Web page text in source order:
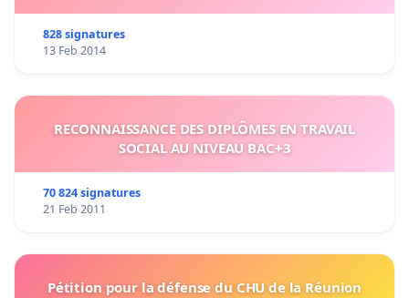
828 signatures
13 Feb 2014
RECONNAISSANCE DES DIPLÔMES EN TRAVAIL
SOCIAL AU NIVEAU BAC+3
70 824 signatures
21 Feb 2011
Pétition pour la défense du CHU de la Réunion